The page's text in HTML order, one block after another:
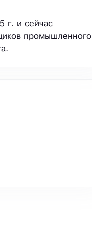
г. и сейчас
промышленного